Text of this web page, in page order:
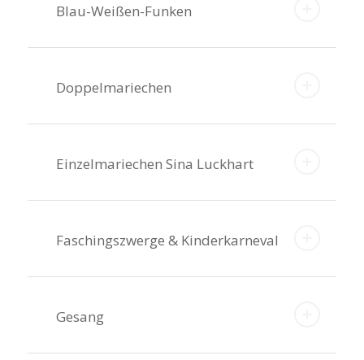
Blau-Weißen-Funken
Doppelmariechen
Einzelmariechen Sina Luckhart
Faschingszwerge & Kinderkarneval
Gesang